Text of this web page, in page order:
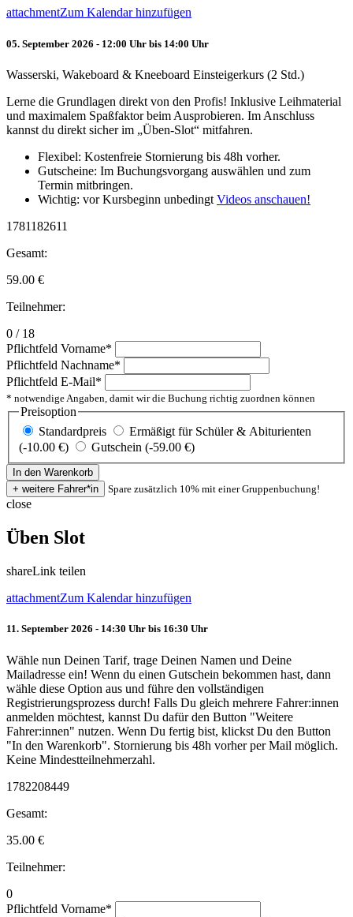
attachmentZum Kalendar hinzufügen
05. September 2026 - 12:00 Uhr bis 14:00 Uhr
Wasserski, Wakeboard & Kneeboard Einsteigerkurs (2 Std.)
Lerne die Grundlagen direkt von den Profis! Inklusive Leihmaterial
und maximalem Spaßfaktor beim Ausprobieren. Im Anschluss
kannst du direkt sicher im „Üben-Slot“ mitfahren.
Flexibel: Kostenfreie Stornierung bis 48h vorher.
Gutscheine: Im Buchungsvorgang auswählen und zum
Termin mitbringen.
Wichtig: vor Kursbeginn unbedingt Videos anschauen!
1781182611
Gesamt:
59.00 €
Teilnehmer:
0 / 18
Pflichtfeld Vorname*
Pflichtfeld Nachname*
Pflichtfeld E-Mail*
* notwendige Angaben, damit wir die Buchung richtig zuordnen können
Preisoption
Standardpreis
Ermäßigt für Schüler & Abiturienten
(-10.00 €)
Gutschein (-59.00 €)
Spare zusätzlich 10% mit einer Gruppenbuchung!
close
Üben Slot
shareLink teilen
attachmentZum Kalendar hinzufügen
11. September 2026 - 14:30 Uhr bis 16:30 Uhr
Wähle nun Deinen Tarif, trage Deinen Namen und Deine
Mailadresse ein! Wenn du einen Gutschein bekommen hast, dann
wähle diese Option aus und führe den vollständigen
Registrierungsprozess durch! Falls Du gleich mehrere Fahrer:innen
anmelden möchtest, kannst Du dafür den Button "Weitere
Fahrer:innen" nutzen. Wenn Du fertig bist, klickst Du den Button
"In den Warenkorb". Stornierung bis 48h vorher per Mail möglich.
Keine Mindestteilnehmerzahl.
1782208449
Gesamt:
35.00 €
Teilnehmer:
0
Pflichtfeld Vorname*